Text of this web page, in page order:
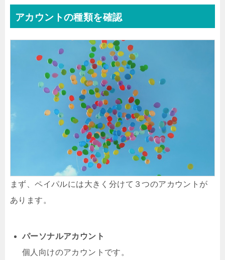
アカウントの種類を確認
まず、ペイパルには大きく分けて３つのアカウントが
あります。
パーソナルアカウント
個人向けのアカウントです。